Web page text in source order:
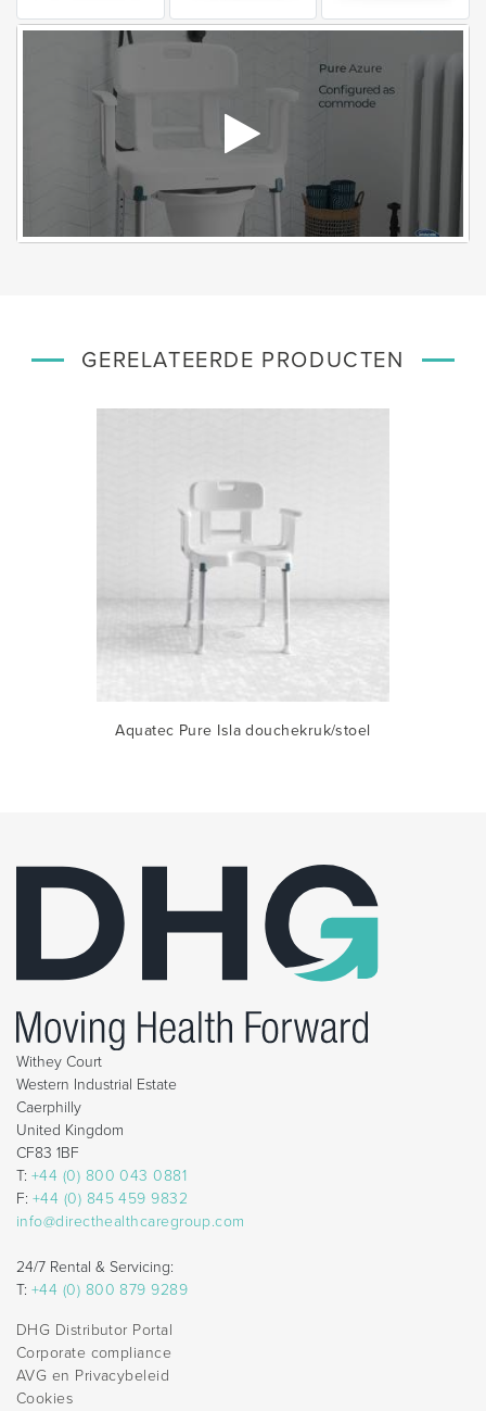
GERELATEERDE PRODUCTEN
Aquatec Pure Isla douchekruk/stoel
Withey Court
Western Industrial Estate
Caerphilly
United Kingdom
CF83 1BF
T: +44 (0) 800 043 0881
F: +44 (0) 845 459 9832
info@directhealthcaregroup.com
24/7 Rental & Servicing:
T: +44 (0) 800 879 9289
DHG Distributor Portal
Corporate compliance
AVG en Privacybeleid
Cookies